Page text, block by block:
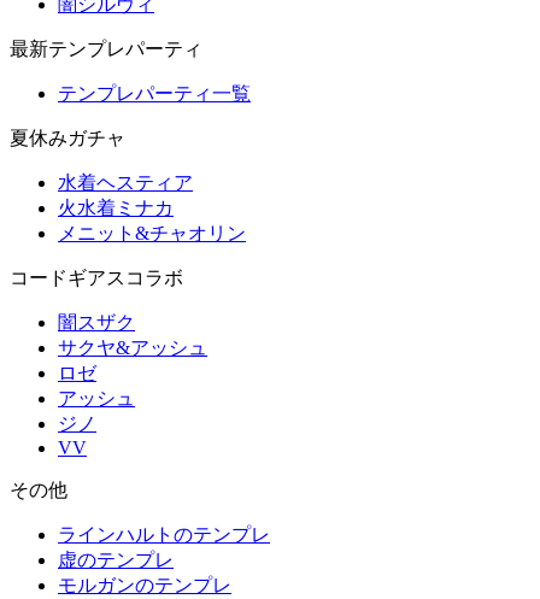
闇シルヴィ
最新テンプレパーティ
テンプレパーティ一覧
夏休みガチャ
水着ヘスティア
火水着ミナカ
メニット&チャオリン
コードギアスコラボ
闇スザク
サクヤ&アッシュ
ロゼ
アッシュ
ジノ
VV
その他
ラインハルトのテンプレ
虚のテンプレ
モルガンのテンプレ